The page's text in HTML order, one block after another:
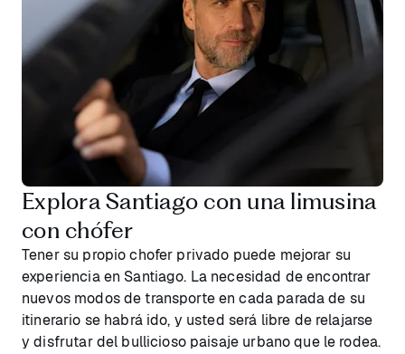
Explora Santiago con una limusina
con chófer
Tener su propio chofer privado puede mejorar su
experiencia en Santiago. La necesidad de encontrar
nuevos modos de transporte en cada parada de su
itinerario se habrá ido, y usted será libre de relajarse
y disfrutar del bullicioso paisaje urbano que le rodea.